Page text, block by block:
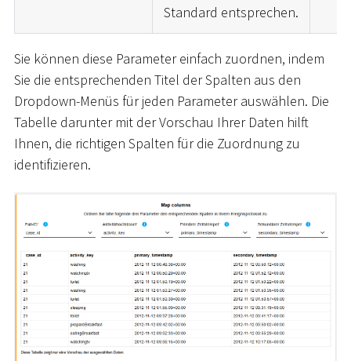
Standard entsprechen.
Sie können diese Parameter einfach zuordnen, indem
Sie die entsprechenden Titel der Spalten aus den
Dropdown-Menüs für jeden Parameter auswählen. Die
Tabelle darunter mit der Vorschau Ihrer Daten hilft
Ihnen, die richtigen Spalten für die Zuordnung zu
identifizieren.